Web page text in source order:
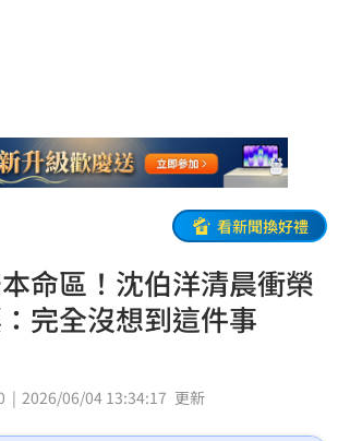
看新聞換好禮
命區！沈伯洋清晨衝榮
完全沒想到這件事
2026/06/04 13:34:17 更新